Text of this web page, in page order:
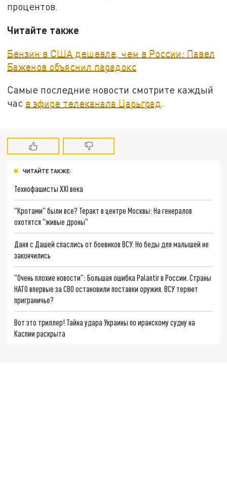
процентов.
Читайте также
Бензин в США дешевле, чем в России: Павел
Баженов объяснил парадокс
Самые последние новости смотрите каждый
час в эфире телеканала Царьград.
ЧИТАЙТЕ ТАКЖЕ:
Технофашисты XXI века
"Кротами" были все? Теракт в центре Москвы: На генералов
охотятся "живые дроны"
Даня с Дашей спаслись от боевиков ВСУ. Но беды для малышей не
закончились
"Очень плохие новости": Большая ошибка Palantir в России. Страны
НАТО впервые за СВО остановили поставки оружия. ВСУ теряют
приграничье?
Вот это триллер! Тайна удара Украины по иранскому судну на
Каспии раскрыта